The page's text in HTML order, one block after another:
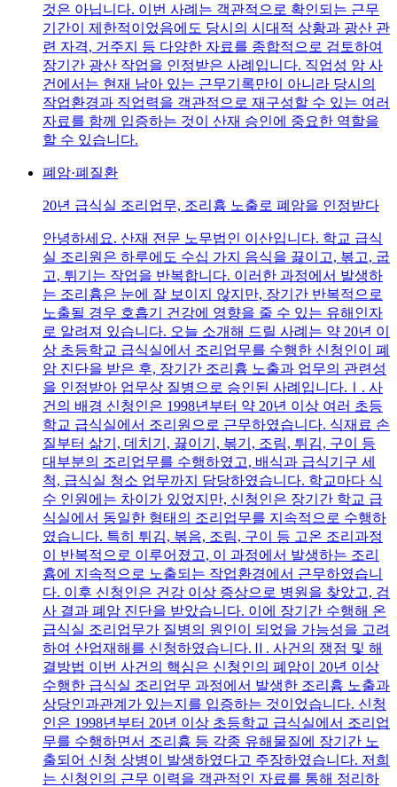
것은 아닙니다. 이번 사례는 객관적으로 확인되는 근무
기간이 제한적이었음에도 당시의 시대적 상황과 광산 관
련 자격, 거주지 등 다양한 자료를 종합적으로 검토하여
장기간 광산 작업을 인정받은 사례입니다. 직업성 암 사
건에서는 현재 남아 있는 근무기록만이 아니라 당시의
작업환경과 직업력을 객관적으로 재구성할 수 있는 여러
자료를 함께 입증하는 것이 산재 승인에 중요한 역할을
할 수 있습니다.
폐암·폐질환
20년 급식실 조리업무, 조리흄 노출로 폐암을 인정받다
안녕하세요. 산재 전문 노무법인 이산입니다. 학교 급식
실 조리원은 하루에도 수십 가지 음식을 끓이고, 볶고, 굽
고, 튀기는 작업을 반복합니다. 이러한 과정에서 발생하
는 조리흄은 눈에 잘 보이지 않지만, 장기간 반복적으로
노출될 경우 호흡기 건강에 영향을 줄 수 있는 유해인자
로 알려져 있습니다. 오늘 소개해 드릴 사례는 약 20년 이
상 초등학교 급식실에서 조리업무를 수행한 신청인이 폐
암 진단을 받은 후, 장기간 조리흄 노출과 업무의 관련성
을 인정받아 업무상 질병으로 승인된 사례입니다.Ⅰ. 사
건의 배경 신청인은 1998년부터 약 20년 이상 여러 초등
학교 급식실에서 조리원으로 근무하였습니다. 식재료 손
질부터 삶기, 데치기, 끓이기, 볶기, 조림, 튀김, 구이 등
대부분의 조리업무를 수행하였고, 배식과 급식기구 세
척, 급식실 청소 업무까지 담당하였습니다. 학교마다 식
수 인원에는 차이가 있었지만, 신청인은 장기간 학교 급
식실에서 동일한 형태의 조리업무를 지속적으로 수행하
였습니다. 특히 튀김, 볶음, 조림, 구이 등 고온 조리과정
이 반복적으로 이루어졌고, 이 과정에서 발생하는 조리
흄에 지속적으로 노출되는 작업환경에서 근무하였습니
다. 이후 신청인은 건강 이상 증상으로 병원을 찾았고, 검
사 결과 폐암 진단을 받았습니다. 이에 장기간 수행해 온
급식실 조리업무가 질병의 원인이 되었을 가능성을 고려
하여 산업재해를 신청하였습니다.Ⅱ. 사건의 쟁점 및 해
결방법 이번 사건의 핵심은 신청인의 폐암이 20년 이상
수행한 급식실 조리업무 과정에서 발생한 조리흄 노출과
상당인과관계가 있는지를 입증하는 것이었습니다. 신청
인은 1998년부터 20년 이상 초등학교 급식실에서 조리업
무를 수행하면서 조리흄 등 각종 유해물질에 장기간 노
출되어 신청 상병이 발생하였다고 주장하였습니다. 저희
는 신청인의 근무 이력을 객관적인 자료를 통해 정리하